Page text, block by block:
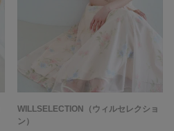
WILLSELECTION（ウィルセレクショ
ン）